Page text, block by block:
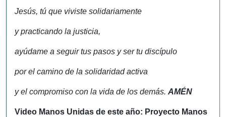
Jesús, tú que viviste solidariamente
y practicando la justicia,
ayúdame a seguir tus pasos y ser tu discípulo
por el camino de la solidaridad activa
y el compromiso con la vida de los demás. AMÉN
Video Manos Unidas de este año: Proyecto Manos